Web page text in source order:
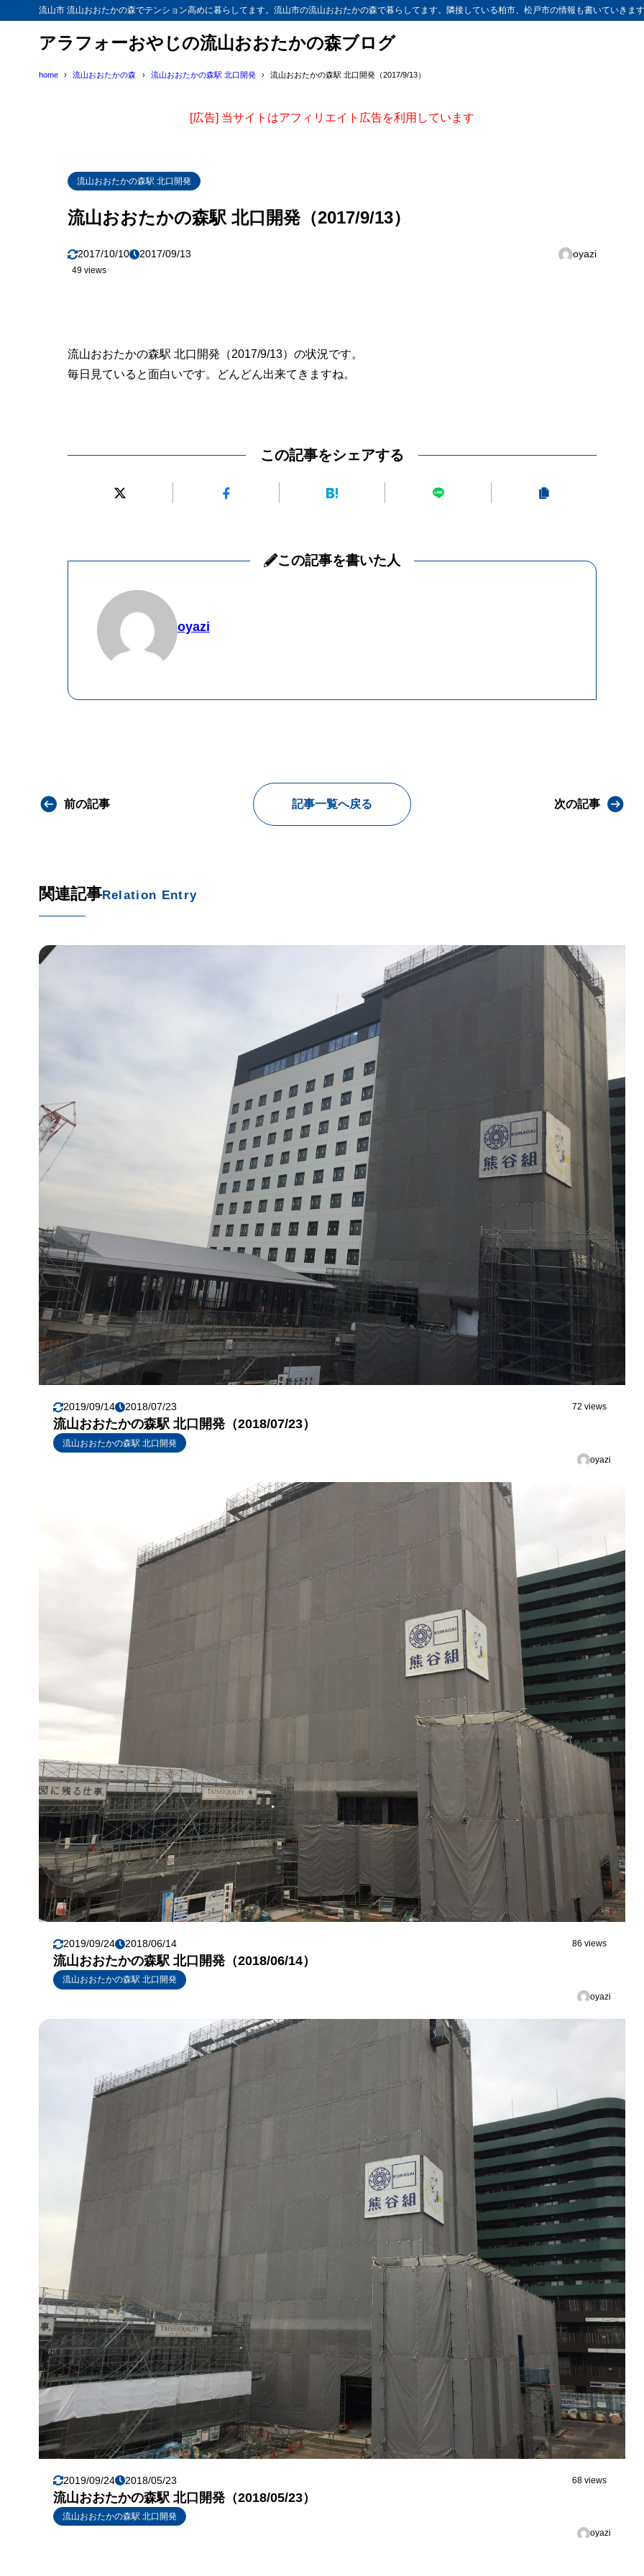
流山市 流山おおたかの森でテンション高めに暮らしてます。流山市の流山おおたかの森で暮らしてます。隣接している柏市、松戸市の情報も書いていきま
アラフォーおやじの流山おおたかの森ブログ
home 流山おおたかの森 流山おおたかの森駅 北口開発 流山おおたかの森駅 北口開発（2017/9/13）
[広告] 当サイトはアフィリエイト広告を利用しています
流山おおたかの森駅 北口開発
流山おおたかの森駅 北口開発（2017/9/13）
2017/10/10 2017/09/13 oyazi
49 views
流山おおたかの森駅 北口開発（2017/9/13）の状況です。
毎日見ていると面白いです。どんどん出来てきますね。
この記事をシェアする
この記事を書いた人
oyazi
前の記事 記事一覧へ戻る 次の記事
関連記事Relation Entry
2019/09/14 2018/07/23 72 views
流山おおたかの森駅 北口開発（2018/07/23）
流山おおたかの森駅 北口開発
oyazi
2019/09/24 2018/06/14 86 views
流山おおたかの森駅 北口開発（2018/06/14）
流山おおたかの森駅 北口開発
oyazi
2019/09/24 2018/05/23 68 views
流山おおたかの森駅 北口開発（2018/05/23）
流山おおたかの森駅 北口開発
oyazi